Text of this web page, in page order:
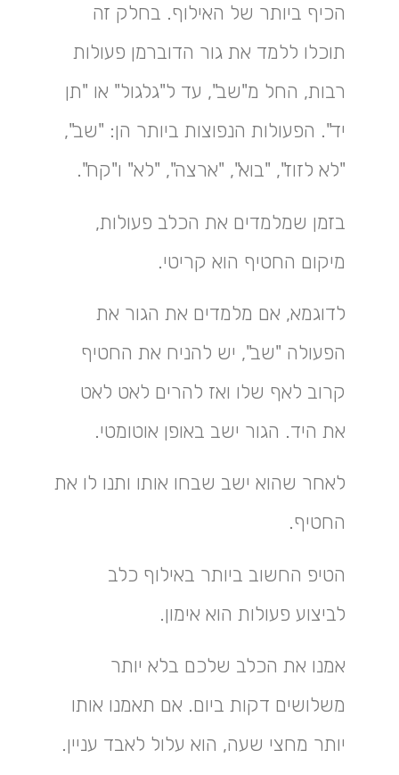
הכיף ביותר של האילוף. בחלק זה
תוכלו ללמד את גור הדוברמן פעולות
רבות, החל מ"שב", עד ל"גלגול" או "תן
יד". הפעולות הנפוצות ביותר הן: "שב",
"לא לזוז", "בוא", "ארצה", "לא" ו"קח".
בזמן שמלמדים את הכלב פעולות,
מיקום החטיף הוא קריטי.
לדוגמא, אם מלמדים את הגור את
הפעולה "שב", יש להניח את החטיף
קרוב לאף שלו ואז להרים לאט לאט
את היד. הגור ישב באופן אוטומטי.
לאחר שהוא ישב שבחו אותו ותנו לו את
החטיף.
הטיפ החשוב ביותר באילוף כלב
לביצוע פעולות הוא אימון.
אמנו את הכלב שלכם בלא יותר
משלושים דקות ביום. אם תאמנו אותו
יותר מחצי שעה, הוא עלול לאבד עניין.